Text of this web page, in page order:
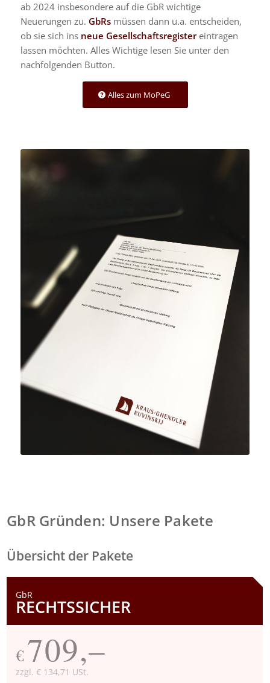
ab 2024 insbesondere auf die GbR wichtige
Neuerungen zu. GbRsmüssen dann u.a. entscheiden,
ob sie sich ins neue Gesellschaftsregistereintragen
lassen möchten. Alles Wichtige lesen Sie unter den
nachfolgenden Button.
Alles zum MoPeG
GbR Gründen: Unsere Pakete
Übersicht der Pakete
GbR
RECHTSSICHER
€ 709,–
zzgl. € 134,71 USt.